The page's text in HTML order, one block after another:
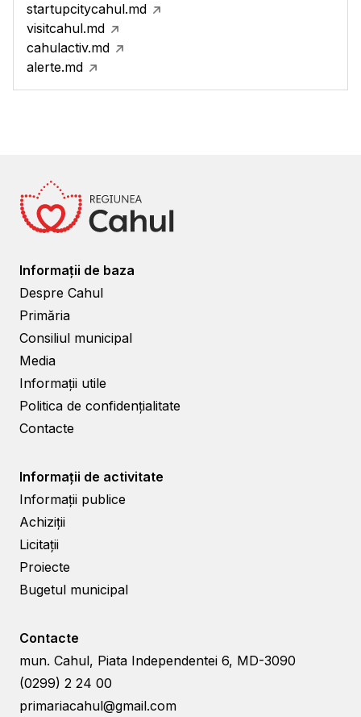
startupcitycahul.md
visitcahul.md
cahulactiv.md
alerte.md
Informații de baza
Despre Cahul
Primăria
Consiliul municipal
Media
Informații utile
Politica de confidențialitate
Contacte
Informații de activitate
Informații publice
Achiziții
Licitații
Proiecte
Bugetul municipal
Contacte
mun. Cahul, Piata Independentei 6, MD-3090
(0299) 2 24 00
primariacahul@gmail.com